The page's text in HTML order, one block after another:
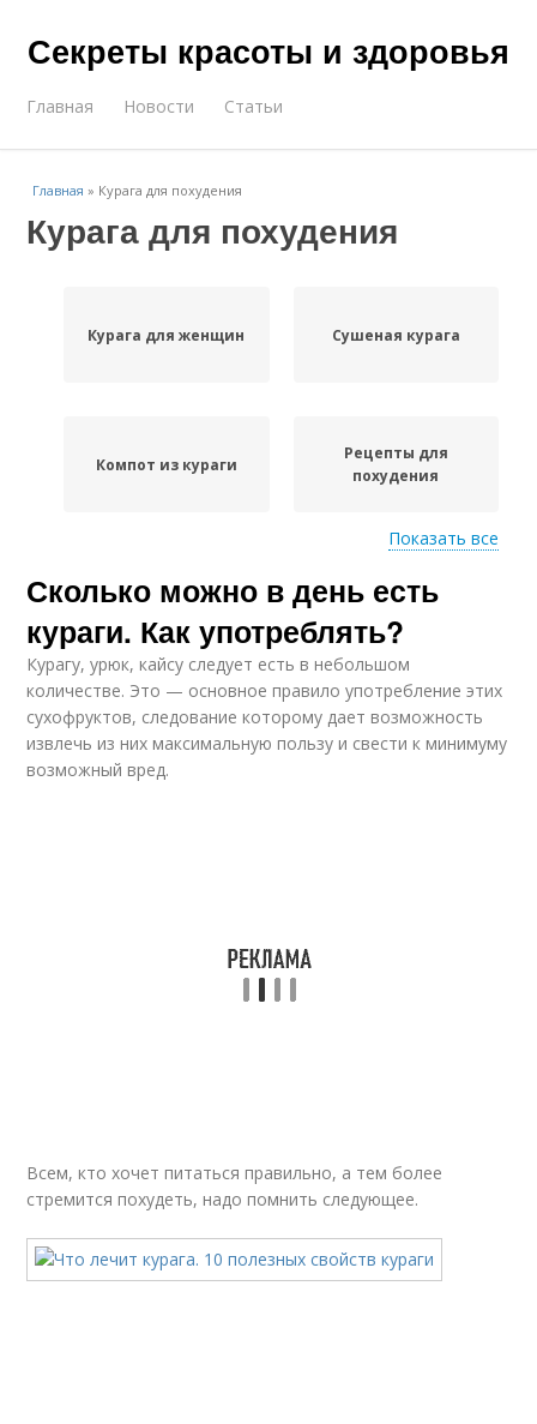
Секреты красоты и здоровья
Главная Новости Статьи
Главная » Курага для похудения
Курага для похудения
Курага для женщин Сушеная курага
Компот из кураги
Рецепты для
похудения
Суп с курагой Курага в шоколаде
Курага на ночь
Сухофрукты для
Показать все
Сколько можно в день есть
кураги. Как употреблять?
Курагу, урюк, кайсу следует есть в небольшом
количестве. Это — основное правило употребление этих
сухофруктов, следование которому дает возможность
извлечь из них максимальную пользу и свести к минимуму
возможный вред.
Всем, кто хочет питаться правильно, а тем более
стремится похудеть, надо помнить следующее.